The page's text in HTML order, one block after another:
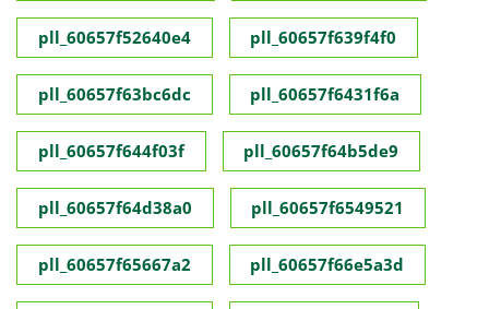
pll_60657f52640e4 pll_60657f639f4f0
pll_60657f63bc6dc pll_60657f6431f6a
pll_60657f644f03f pll_60657f64b5de9
pll_60657f64d38a0 pll_60657f6549521
pll_60657f65667a2 pll_60657f66e5a3d